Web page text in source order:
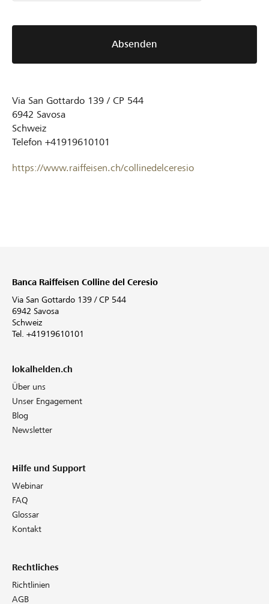
Absenden
Via San Gottardo 139 / CP 544
6942 Savosa
Schweiz
Telefon +41919610101
https://www.raiffeisen.ch/collinedelceresio
Banca Raiffeisen Colline del Ceresio
Via San Gottardo 139 / CP 544
6942 Savosa
Schweiz
Tel. +41919610101
lokalhelden.ch
Über uns
Unser Engagement
Blog
Newsletter
Hilfe und Support
Webinar
FAQ
Glossar
Kontakt
Rechtliches
Richtlinien
AGB